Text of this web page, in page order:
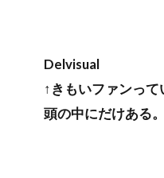
Delvisual
↑きもいファンっ
頭の中にだけある。